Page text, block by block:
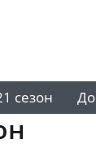
сезон